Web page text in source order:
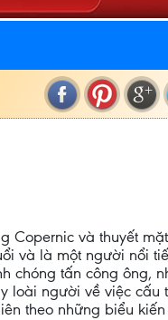
Copernic và thuyết
và là một người nổi
chóng tấn công ông,
loài người về việc cấu
theo những biểu